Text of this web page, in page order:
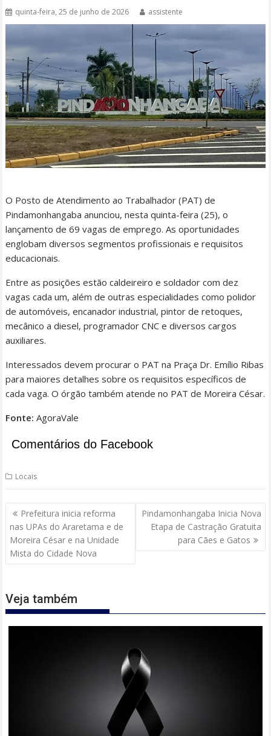
quinta-feira, 25 de junho de 2026 assistente
O Posto de Atendimento ao Trabalhador (PAT) de
Pindamonhangaba anunciou, nesta quinta-feira (25), o
lançamento de 69 vagas de emprego. As oportunidades
englobam diversos segmentos profissionais e requisitos
educacionais.
Entre as posições estão caldeireiro e soldador com dez
vagas cada um, além de outras especialidades como polidor
de automóveis, encanador industrial, pintor de retoques,
mecânico a diesel, programador CNC e diversos cargos
auxiliares.
Interessados devem procurar o PAT na Praça Dr. Emílio Ribas
para maiores detalhes sobre os requisitos específicos de
cada vaga. O órgão também atende no PAT de Moreira César.
Fonte: AgoraVale
Comentários do Facebook
Locais
Navegação
de
Post
Prefeitura inicia reforma
nas UPAs do Araretama e de
Moreira César e na Unidade
Mista do Cidade Nova
Pindamonhangaba Inicia Nova
Etapa de Castração Gratuita
para Cães e Gatos
Veja também